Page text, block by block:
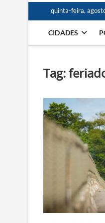
quinta-feira,
CIDADES
Tag: